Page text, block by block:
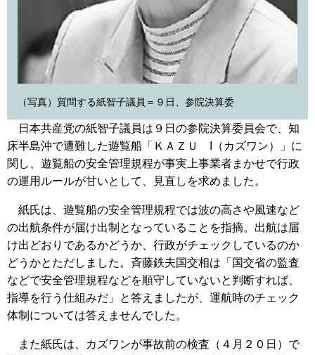
（写真）質問する紙智子議員＝９日、参院決算委
日本共産党の紙智子議員は９日の参院決算委員会で、知
床半島沖で遭難した遊覧船「ＫＡＺＵ I（カズワン）」に
関し、遊覧船の安全管理規程が事実上事業者まかせで行政
の運用ルールが甘いとして、見直しを求めました。
紙氏は、遊覧船の安全管理規程では波の高さや風速など
の出航条件が届け出制となっていることを指摘。出航は届
け出どおりであるかどうか、行政がチェックしているのか
どうかとただしました。斉藤鉄夫国交相は「国交省の監査
などで安全管理規程などを順守していないと判断すれば、
指導を行う仕組みだ」と答えましたが、運航時のチェック
体制については答えませんでした。
また紙氏は、カズワンが事故前の検査（４月２０日）で